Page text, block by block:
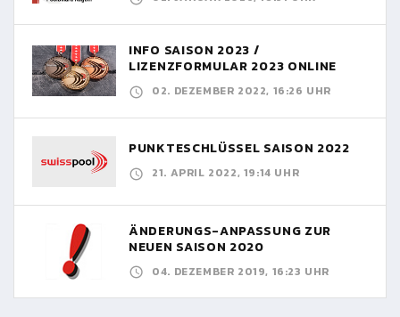
INFO SAISON 2023 /
LIZENZFORMULAR 2023 ONLINE
02. DEZEMBER 2022, 16:26 UHR
PUNKTESCHLÜSSEL SAISON 2022
21. APRIL 2022, 19:14 UHR
ÄNDERUNGS-ANPASSUNG ZUR
NEUEN SAISON 2020
04. DEZEMBER 2019, 16:23 UHR